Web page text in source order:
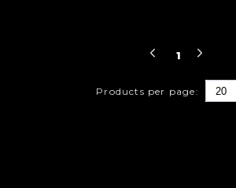
Products per page:
1